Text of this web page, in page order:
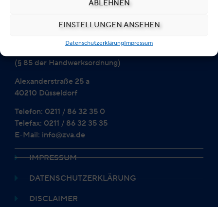
ABLEHNEN
EINSTELLUNGEN ANSEHEN
DatenschutzerklärungImpressum
Zentralverband der Augenoptiker
und Optometristen
(§ 85 der Handwerksordnung)
Alexanderstraße 25 a
40210 Düsseldorf
Telefon: 0211 / 86 32 35 0
Telefax: 0211 / 86 32 35 35
E-Mail: info@zva.de
IMPRESSUM
DATENSCHUTZERKLÄRUNG
DISCLAIMER